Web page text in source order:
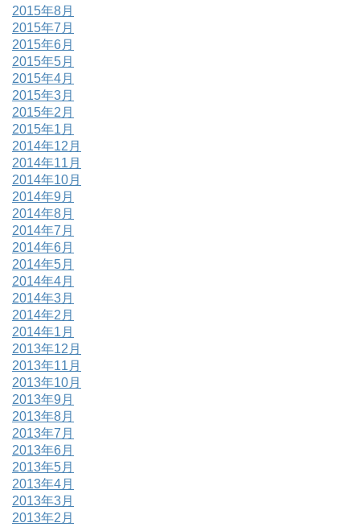
2015年8月
2015年7月
2015年6月
2015年5月
2015年4月
2015年3月
2015年2月
2015年1月
2014年12月
2014年11月
2014年10月
2014年9月
2014年8月
2014年7月
2014年6月
2014年5月
2014年4月
2014年3月
2014年2月
2014年1月
2013年12月
2013年11月
2013年10月
2013年9月
2013年8月
2013年7月
2013年6月
2013年5月
2013年4月
2013年3月
2013年2月